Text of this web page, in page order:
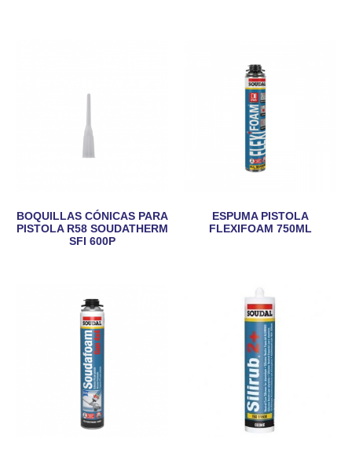
BOQUILLAS CÓNICAS PARA
PISTOLA R58 SOUDATHERM
SFI 600P
ESPUMA PISTOLA
FLEXIFOAM 750ML